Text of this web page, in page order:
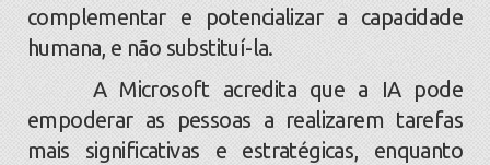
complementar e potencializar a capacidade
humana, e não substituí-la.
A Microsoft acredita que a IA pode
empoderar as pessoas a realizarem tarefas
mais significativas e estratégicas, enquanto